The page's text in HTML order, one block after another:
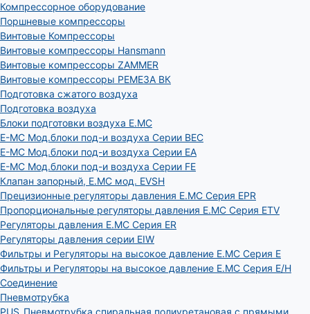
Компрессорное оборудование
Поршневые компрессоры
Винтовые Компрессоры
Винтовые компрессоры Hansmann
Винтовые компрессоры ZAMMER
Винтовые компрессоры РЕМЕЗА ВК
Подготовка сжатого воздуха
Подготовка воздуха
Блоки подготовки воздуха E.MC
E-MC Мод.блоки под-и воздуха Серии BEC
E-MC Мод.блоки под-и воздуха Серии EA
E-MC Мод.блоки под-и воздуха Серии FE
Клапан запорный, E.MC мод. EVSH
Прецизионные регуляторы давления E.MC Серия EPR
Пропорциональные регуляторы давления E.MC Серия ETV
Регуляторы давления E.MC Серия ER
Регуляторы давления серии EIW
Фильтры и Регуляторы на высокое давление E.MC Серия E
Фильтры и Регуляторы на высокое давление E.MC Серия E/H
Соединение
Пневмотрубка
PUS_Пневмотрубка спиральная полиуретановая с прямыми